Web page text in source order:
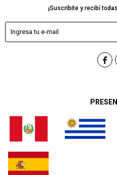
¡Suscribite y recibí
